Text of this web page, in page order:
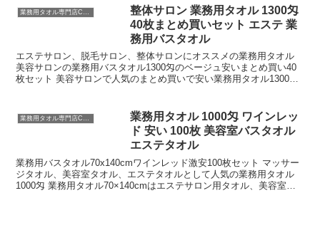
だわった吸水性抜群の柔らかな風合い
が、心地よい肌触りと上質の着心地を実
現したパイル地のエステ施術用ガウン ホ
ワイト。 同色の業務用タオルもサイズ豊
富に取り揃えております。
業務用タオル専門店CBC
整体サロン 業務用タオル 1300匁
40枚まとめ買いセット エステ 業
務用バスタオル
エステサロン、脱毛サロン、整体サロンにオススメの業務用タオル
美容サロンの業務用バスタオル1300匁のベージュ安いまとめ買い40
枚セット 美容サロンで人気のまとめ買いで安い業務用タオル1300匁
業務用タオル専門店CBC
業務用タオル 1000匁 ワインレッ
ド 安い 100枚 美容室バスタオル
エステタオル
業務用バスタオル70x140cmワインレッド激安100枚セット マッサー
ジタオル、美容室タオル、エステタオルとして人気の業務用タオル
1000匁 業務用タオル70×140cmはエステサロン用タオル、美容室タ